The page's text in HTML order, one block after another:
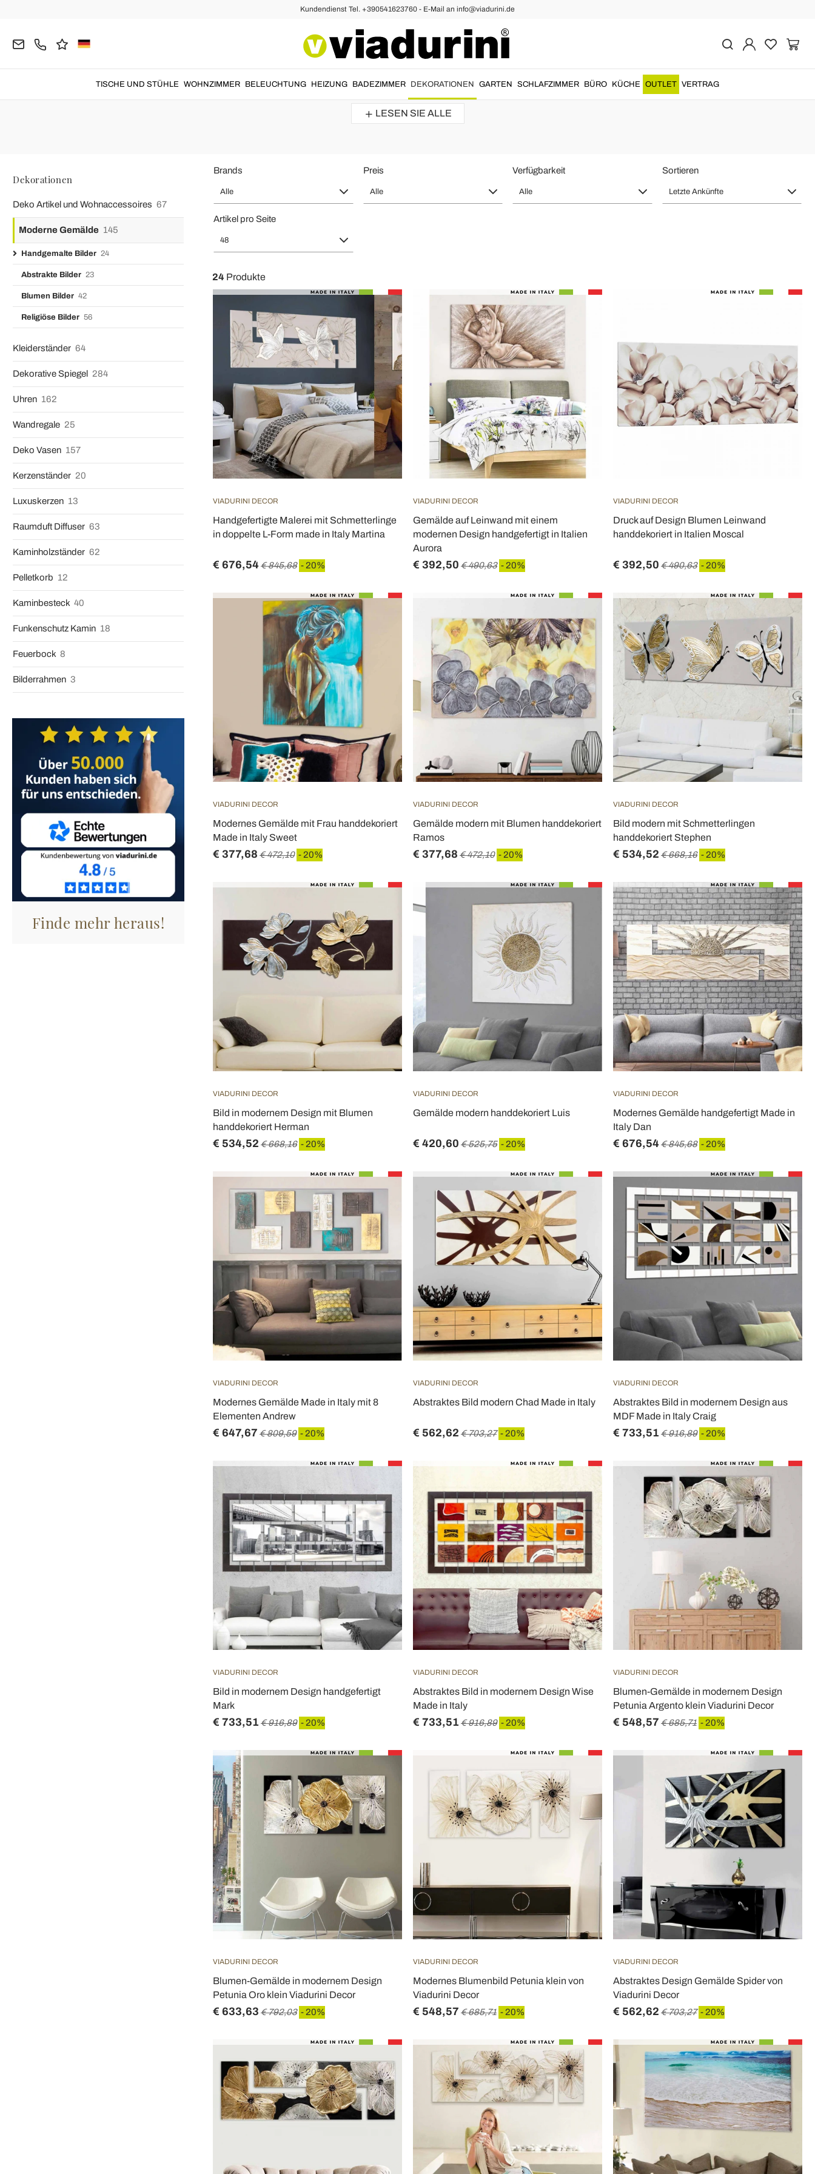
Kundendienst Tel. +390541623760 - E-Mail an info@viadurini.de
TISCHE UND STÜHLE WOHNZIMMER BELEUCHTUNG HEIZUNG BADEZIMMER DEKORATIONEN GARTEN SCHLAFZIMMER BÜRO KÜCHE OUTLET VERTRAG
Moderne Gemälde Handgefertigt von Malermeistern - Made in Italy
italienischem Kunsthandwerk,
die die Wände Ihrer Wohnung mit leuchtenden Farben und abstrakten, floralen oder landschaftlichen Motiven bereichern können. Handgemalte
Leinwände in
und originellem ...
LESEN SIE ALLE
Dekorationen
Deko Artikel und Wohnaccessoires 67
Moderne Gemälde 145
Handgemalte Bilder 24
Abstrakte Bilder 23
Blumen Bilder 42
Religiöse Bilder 56
Kleiderständer 64
Dekorative Spiegel 284
Uhren 162
Wandregale 25
Deko Vasen 157
Kerzenständer 20
Luxuskerzen 13
Raumduft Diffuser 63
Kaminholzständer 62
Pelletkorb 12
Kaminbesteck 40
Funkenschutz Kamin 18
Feuerbock 8
Bilderrahmen 3
Finde mehr heraus!
Brands
Alle
Preis
Alle
Verfügbarkeit
Alle
Sortieren
Letzte Ankünfte
Artikel pro Seite
48
24 Produkte
VIADURINI DECOR
Handgefertigte Malerei mit Schmetterlinge
in doppelte L-Form made in Italy Martina
€ 676,54€ 845,68 - 20%
VIADURINI DECOR
Gemälde auf Leinwand mit einem
modernen Design handgefertigt in Italien
Aurora
€ 392,50 € 490,63 - 20%
VIADURINI DECOR
Druck auf Design Blumen Leinwand
handdekoriert in Italien Moscal
€ 392,50 € 490,63 - 20%
VIADURINI DECOR
Modernes Gemälde mit Frau handdekoriert
Made in Italy Sweet
€ 377,68 € 472,10 - 20%
VIADURINI DECOR
Gemälde modern mit Blumen handdekoriert
Ramos
€ 377,68 € 472,10 - 20%
VIADURINI DECOR
Bild modern mit Schmetterlingen
handdekoriert Stephen
€ 534,52 € 668,16 - 20%
VIADURINI DECOR
Bild in modernem Design mit Blumen
handdekoriert Herman
€ 534,52 € 668,16 - 20%
VIADURINI DECOR
Gemälde modern handdekoriert Luis
€ 420,60 € 525,75 - 20%
VIADURINI DECOR
Modernes Gemälde handgefertigt Made in
Italy Dan
€ 676,54€ 845,68 - 20%
VIADURINI DECOR
Modernes Gemälde Made in Italy mit 8
Elementen Andrew
€ 647,67 € 809,59 - 20%
VIADURINI DECOR
Abstraktes Bild modern Chad Made in Italy
€ 562,62 € 703,27 - 20%
VIADURINI DECOR
Abstraktes Bild in modernem Design aus
MDF Made in Italy Craig
€ 733,51 € 916,89 - 20%
VIADURINI DECOR
Bild in modernem Design handgefertigt
Mark
€ 733,51 € 916,89 - 20%
VIADURINI DECOR
Abstraktes Bild in modernem Design Wise
Made in Italy
€ 733,51 € 916,89 - 20%
VIADURINI DECOR
Blumen-Gemälde in modernem Design
Petunia Argento klein Viadurini Decor
€ 548,57 € 685,71 - 20%
VIADURINI DECOR
Blumen-Gemälde in modernem Design
Petunia Oro klein Viadurini Decor
€ 633,63 € 792,03 - 20%
VIADURINI DECOR
Modernes Blumenbild Petunia klein von
Viadurini Decor
€ 548,57 € 685,71 - 20%
VIADURINI DECOR
Abstraktes Design Gemälde Spider von
Viadurini Decor
€ 562,62 € 703,27 - 20%